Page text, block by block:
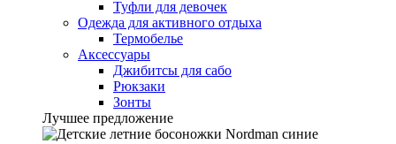
Туфли для девочек
Одежда для активного отдыха
Термобелье
Аксессуары
Джибитсы для сабо
Рюкзаки
Зонты
Лучшее предложение